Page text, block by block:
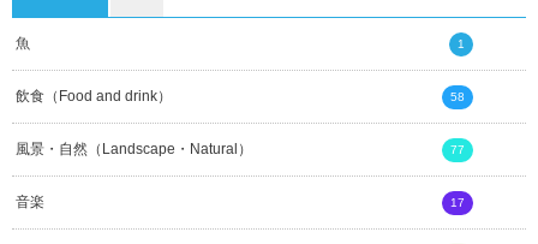
魚 1
飲食（Food and drink） 58
風景・自然（Landscape・Natural） 77
音楽 17